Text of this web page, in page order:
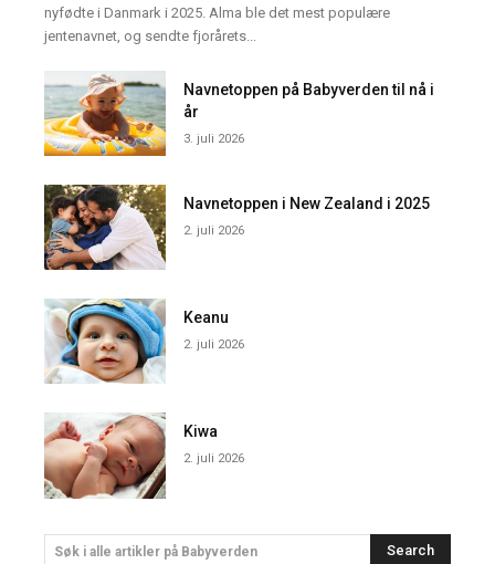
nyfødte i Danmark i 2025. Alma ble det mest populære
jentenavnet, og sendte fjorårets...
Navnetoppen på Babyverden til nå i
år
3. juli 2026
Navnetoppen i New Zealand i 2025
2. juli 2026
Keanu
2. juli 2026
Kiwa
2. juli 2026
Søk i alle artikler på Babyverden Search